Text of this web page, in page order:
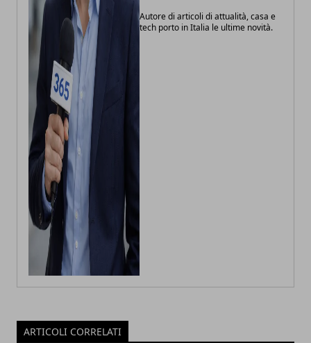
Autore di articoli di attualità, casa e
tech porto in Italia le ultime novità.
ARTICOLI CORRELATI